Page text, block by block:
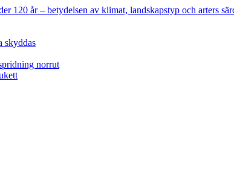
120 år– betydelsen av klimat, landskapstyp och arters
skyddas
norrut